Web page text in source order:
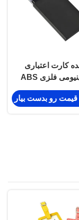
کارت اعتباری
آلومینیومی فلزی ABS
الگوی فیبر کربن
قیمت رو بدست بیار